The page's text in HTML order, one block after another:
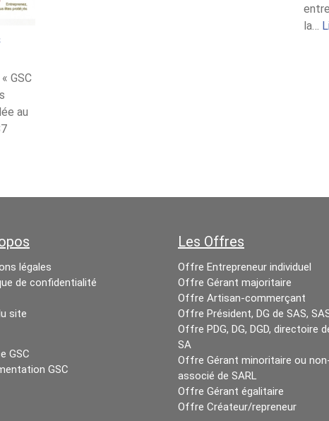
GSC
au
la…
légales
de confidentialité
site
GSC
GSC
Les Offres
Offre Entrepreneur individuel
Offre Gérant majoritaire
Offre Artisan-commerçant
Offre Président, DG de SAS,
Offre PDG, DG, DGD, directoire
SA
Offre Gérant minoritaire ou
associé de SARL
Offre Gérant égalitaire
Offre Créateur/repreneur